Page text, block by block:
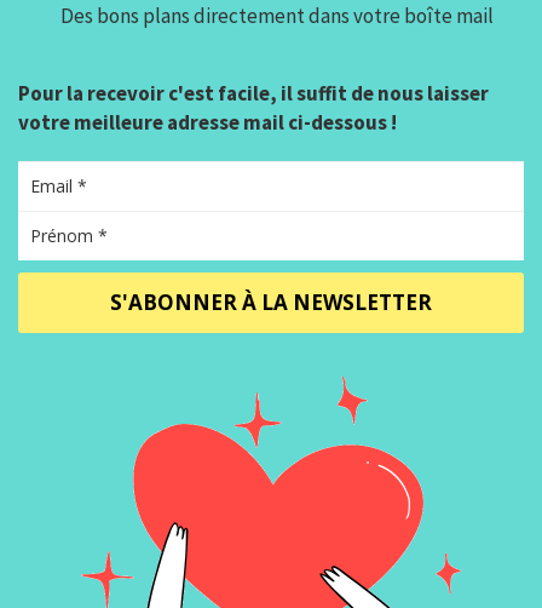
Des bons plans directement dans votre boîte mail
Pour la recevoir c'est facile, il suffit de nous laisser
votre meilleure adresse mail ci-dessous !
S'ABONNER À LA NEWSLETTER